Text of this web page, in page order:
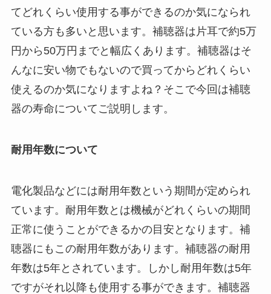
てどれくらい使用する事ができるのか気になられ
ている方も多いと思います。補聴器は片耳で約5万
円から50万円までと幅広くあります。補聴器はそ
んなに安い物でもないので買ってからどれくらい
使えるのか気になりますよね？そこで今回は補聴
器の寿命についてご説明します。
耐用年数について
電化製品などには耐用年数という期間が定められ
ています。耐用年数とは機械がどれくらいの期間
正常に使うことができるかの目安となります。補
聴器にもこの耐用年数があります。補聴器の耐用
年数は5年とされています。しかし耐用年数は5年
ですがそれ以降も使用する事ができます。補聴器